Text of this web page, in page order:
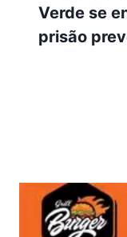
Verde se
prisão